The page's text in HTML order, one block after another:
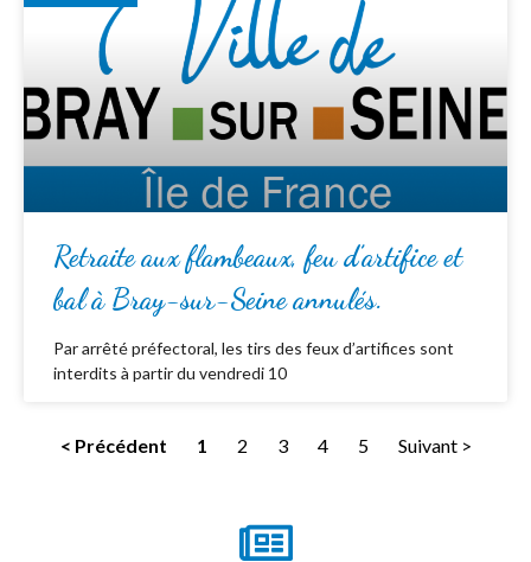
Retraite aux flambeaux, feu d’artifice et
bal à Bray-sur-Seine annulés.
Par arrêté préfectoral, les tirs des feux d’artifices sont
interdits à partir du vendredi 10
< Précédent 1 2 3 4 5 Suivant >